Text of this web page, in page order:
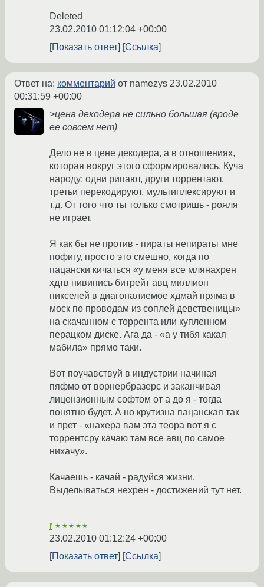
Deleted
23.02.2010 01:12:04 +00:00
Показать ответ
Ссылка
Ответ на: комментарий от namezys 23.02.2010
00:31:59 +00:00
>цена декодера не сильно большая (вроде
ее совсем нет)
Дело не в цене декодера, а в отношениях,
которая вокруг этого сформировались. Куча
народу: одни рипают, други торрентают,
третьи перекодируют, мультиплексируют и
т.д. От того что ты только смотришь - рояля
не играет.
Я как бы не против - пираты непираты мне
пофигу, просто это смешно, когда по
пацански кичаться «у меня все млянахрен
хдтв нивипись битрейт авц миллион
пикселей в диагоналиемое хдмай пряма в
моск по проводам из соплей девственицы»
на скачанном с торрента или купленном
перацком диске. Ага да - «а у тибя какая
мабила» прямо таки.
Вот поучавствуй в индустрии начиная
пяфмо от ворнербразерс и заканчивая
лицензионным софтом от а до я - тогда
понятно будет. А но крутизна пацанская так
и прет - «нахера вам эта теора вот я с
торрентсру качаю там все авц по самое
нихачу».
Качаешь - качай - радуйся жизни.
Выделываться нехрен - достижений тут нет.
r ★★★★★
23.02.2010 01:12:24 +00:00
Показать ответ
Ссылка